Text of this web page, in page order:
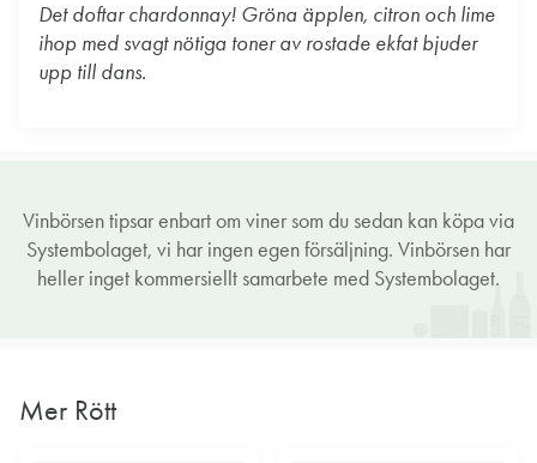
Det doftar chardonnay! Gröna äpplen, citron och lime
ihop med svagt nötiga toner av rostade ekfat bjuder
upp till dans.
Vinbörsen tipsar enbart om viner som du sedan kan köpa via
Systembolaget, vi har ingen egen försäljning. Vinbörsen har
heller inget kommersiellt samarbete med Systembolaget.
Mer Rött